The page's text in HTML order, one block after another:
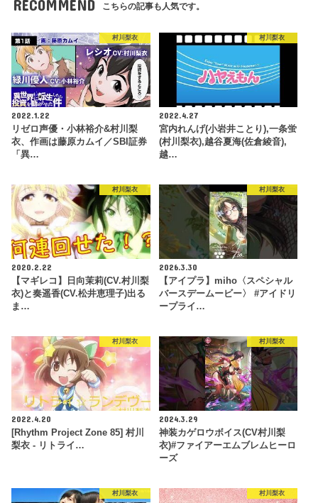
RECOMMEND こちらの記事も人気です。
村川梨衣
2022.1.22
リゼロ声優・小林裕介&村川梨
衣、作画は藤原カムイ／SBI証券
「異…
村川梨衣
2022.4.27
宮内れんげ(小岩井ことり),一条蛍
(村川梨衣),越谷夏海(佐倉綾音),
越…
村川梨衣
2020.2.22
【マギレコ】日向茉莉(CV.村川梨
衣)と奏遥香(CV.松井恵理子)出る
ま…
村川梨衣
2026.3.30
【アイプラ】miho〈スペシャル
バースデームービー〉 #アイドリ
ープライ…
村川梨衣
2022.4.20
[Rhythm Project Zone 85] 村川
梨衣 - リトライ…
村川梨衣
2024.3.29
神装カゲロウボイス(CV村川梨
衣)#ファイアーエムブレムヒーロ
ーズ
村川梨衣 村川梨衣